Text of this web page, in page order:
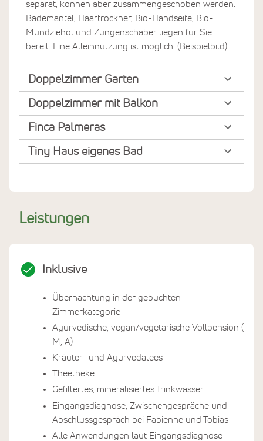
separat, können aber zusammengeschoben werden.
Bademantel, Haartrockner, Bio-Handseife, Bio-
Mundziehöl und Zungenschaber liegen für Sie
bereit. Eine Alleinnutzung ist möglich. (Beispielbild)
Doppelzimmer Garten
Doppelzimmer mit Balkon
Finca Palmeras
Tiny Haus eigenes Bad
Leistungen
Inklusive
Übernachtung in der gebuchten
Zimmerkategorie
Ayurvedische, vegan/vegetarische Vollpension (F,
M, A)
Kräuter- und Ayurvedatees
Theetheke
Gefiltertes, mineralisiertes Trinkwasser
Eingangsdiagnose, Zwischengespräche und
Abschlussgespräch bei Fabienne und Tobias
Alle Anwendungen laut Eingangsdiagnose